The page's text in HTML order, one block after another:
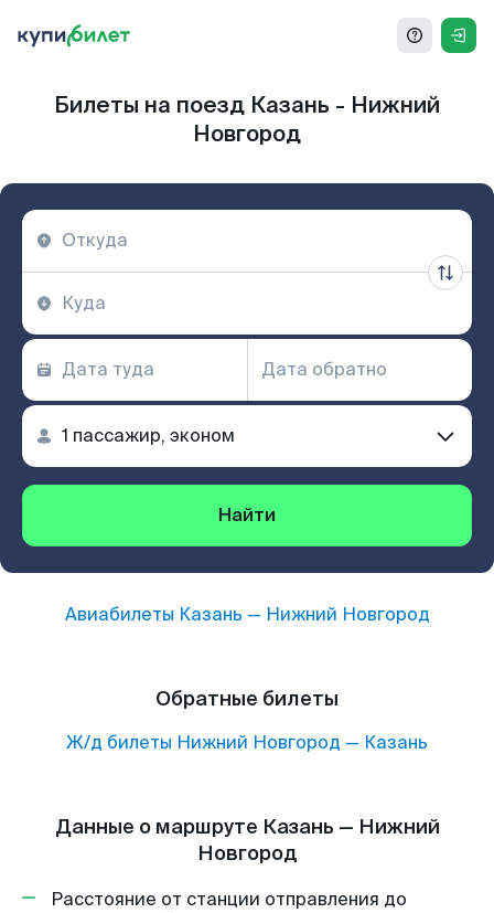
Билеты на поезд Казань - Нижний
Новгород
Найти
Авиабилеты Казань — Нижний Новгород
Обратные билеты
Ж/д билеты Нижний Новгород — Казань
Данные о маршруте Казань — Нижний
Новгород
Расстояние от станции отправления до